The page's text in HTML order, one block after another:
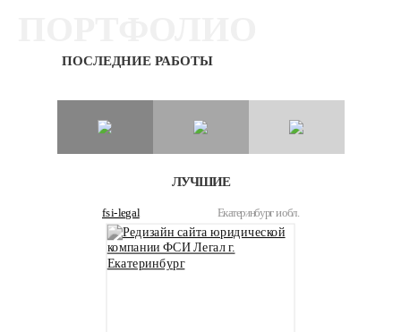
ПОСЛЕДНИЕ РАБОТЫ
ЛУЧШИЕ
fsi-legal Екатеринбург и обл.